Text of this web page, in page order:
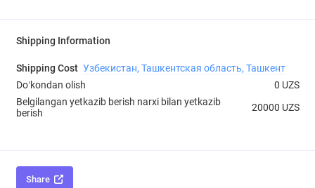
Shipping Information
Shipping Cost Узбекистан, Ташкентская область, Ташкент
Doʻkondan olish
0 UZS
Belgilangan yetkazib berish narxi bilan yetkazib
berish
20000 UZS
Share